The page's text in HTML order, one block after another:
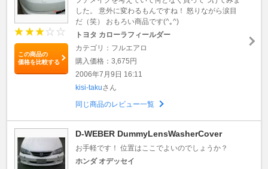
この商品の
価格を比較する
した。 意外に変わるもんですね！ 怒りながら涙目
だ（笑） おもろい商品です(^｡^)
トヨタ カローラフィールダー
カテゴリ：フルエアロ
購入価格：3,675円
2006年7月9日 16:11
kisi-takuさん
同じ商品のレビュー一覧
D-WEBER DummyLensWasherCover
お手軽です！ 位置はここでよいのでしょうか？
ホンダ オデッセイ